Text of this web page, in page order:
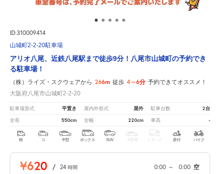
ID:310009414
山城町2-2-20駐車場
アリオ八尾、近鉄八尾駅まで徒歩9分！八尾市山城町の予約でき
る駐車場！
（株）ライズ・スクウェアから 266m 徒歩 4～6分 予約できてオススメ！
大阪府八尾市山城町2-2-20
駐車場形式 平置き 屋内外形式 屋外 駐車台数 2台
全長 550cm 全幅 220cm 車高 -
軽 コ 中型 ボックス SUV 大型車 トラック 原付 バイク
¥620 / 24 時間 0:00 ～ 0:00 空